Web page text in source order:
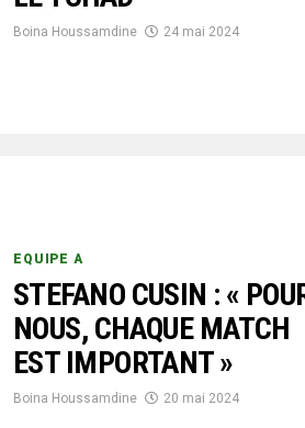
Boina Houssamdine 24 mai 2024
EQUIPE A
STEFANO CUSIN : «
NOUS, CHAQUE MATCH
EST IMPORTANT »
Boina Houssamdine 20 mai 2024